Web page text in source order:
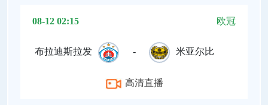
08-12 02:15 欧冠
布拉迪斯拉发 - 米亚尔比
高清直播